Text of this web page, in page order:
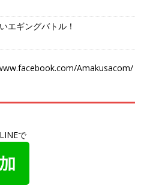
エギングバトル！
Amakusacom/
で